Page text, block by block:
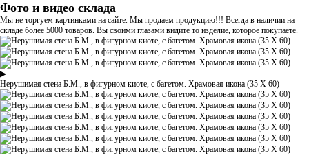
Фото и видео склада
Мы не торгуем картинками на сайте. Мы продаем продукцию!!! Всегда в наличии на
складе более 5000 товаров. Вы своими глазами видите то изделие, которое покупаете.
▶
Нерушимая стена Б.М., в фигурном киоте, с багетом. Храмовая икона (35 Х 60)